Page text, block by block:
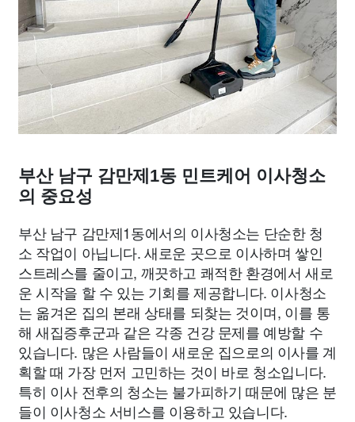
부산 남구 감만제1동 민트케어 이사청소
의 중요성
부산 남구 감만제1동에서의 이사청소는 단순한 청
소 작업이 아닙니다. 새로운 곳으로 이사하며 쌓인
스트레스를 줄이고, 깨끗하고 쾌적한 환경에서 새로
운 시작을 할 수 있는 기회를 제공합니다. 이사청소
는 옮겨온 집의 본래 상태를 되찾는 것이며, 이를 통
해 새집증후군과 같은 각종 건강 문제를 예방할 수
있습니다. 많은 사람들이 새로운 집으로의 이사를 계
획할 때 가장 먼저 고민하는 것이 바로 청소입니다.
특히 이사 전후의 청소는 불가피하기 때문에 많은 분
들이 이사청소 서비스를 이용하고 있습니다.